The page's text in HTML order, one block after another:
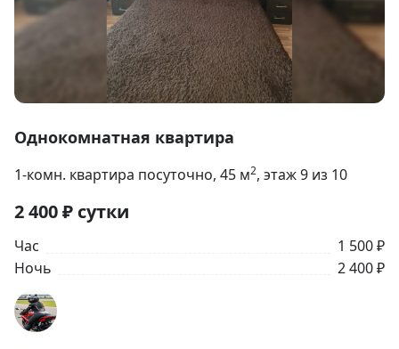
1
12
Однокомнатная квартира
1-комн. квартира посуточно, 45 м2, этаж 9 из 10
2 400₽ сутки
Час
1 500 ₽
Ночь
2 400 ₽